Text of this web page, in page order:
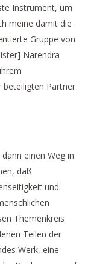
Instrument, um
meine damit die
Gruppe von
Narendra
beteiligten Partner
einen Weg in
daß
und
Themenkreis
Teilen der
Werk, eine